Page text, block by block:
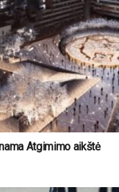
Atgimimo aikštė